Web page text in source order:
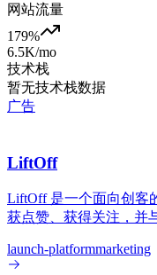
网站流量
179%
6.5K/mo
技术栈
暂无技术栈数据
广告
LiftOff
LiftOff 是一个面向创客
获点赞、获得关注，并
launch-platformmarketing